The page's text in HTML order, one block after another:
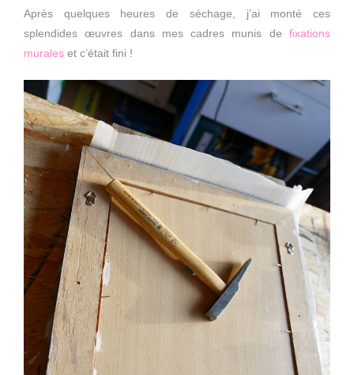
Après quelques heures de séchage, j’ai monté ces
splendides œuvres dans mes cadres munis de fixations
murales et c’était fini !